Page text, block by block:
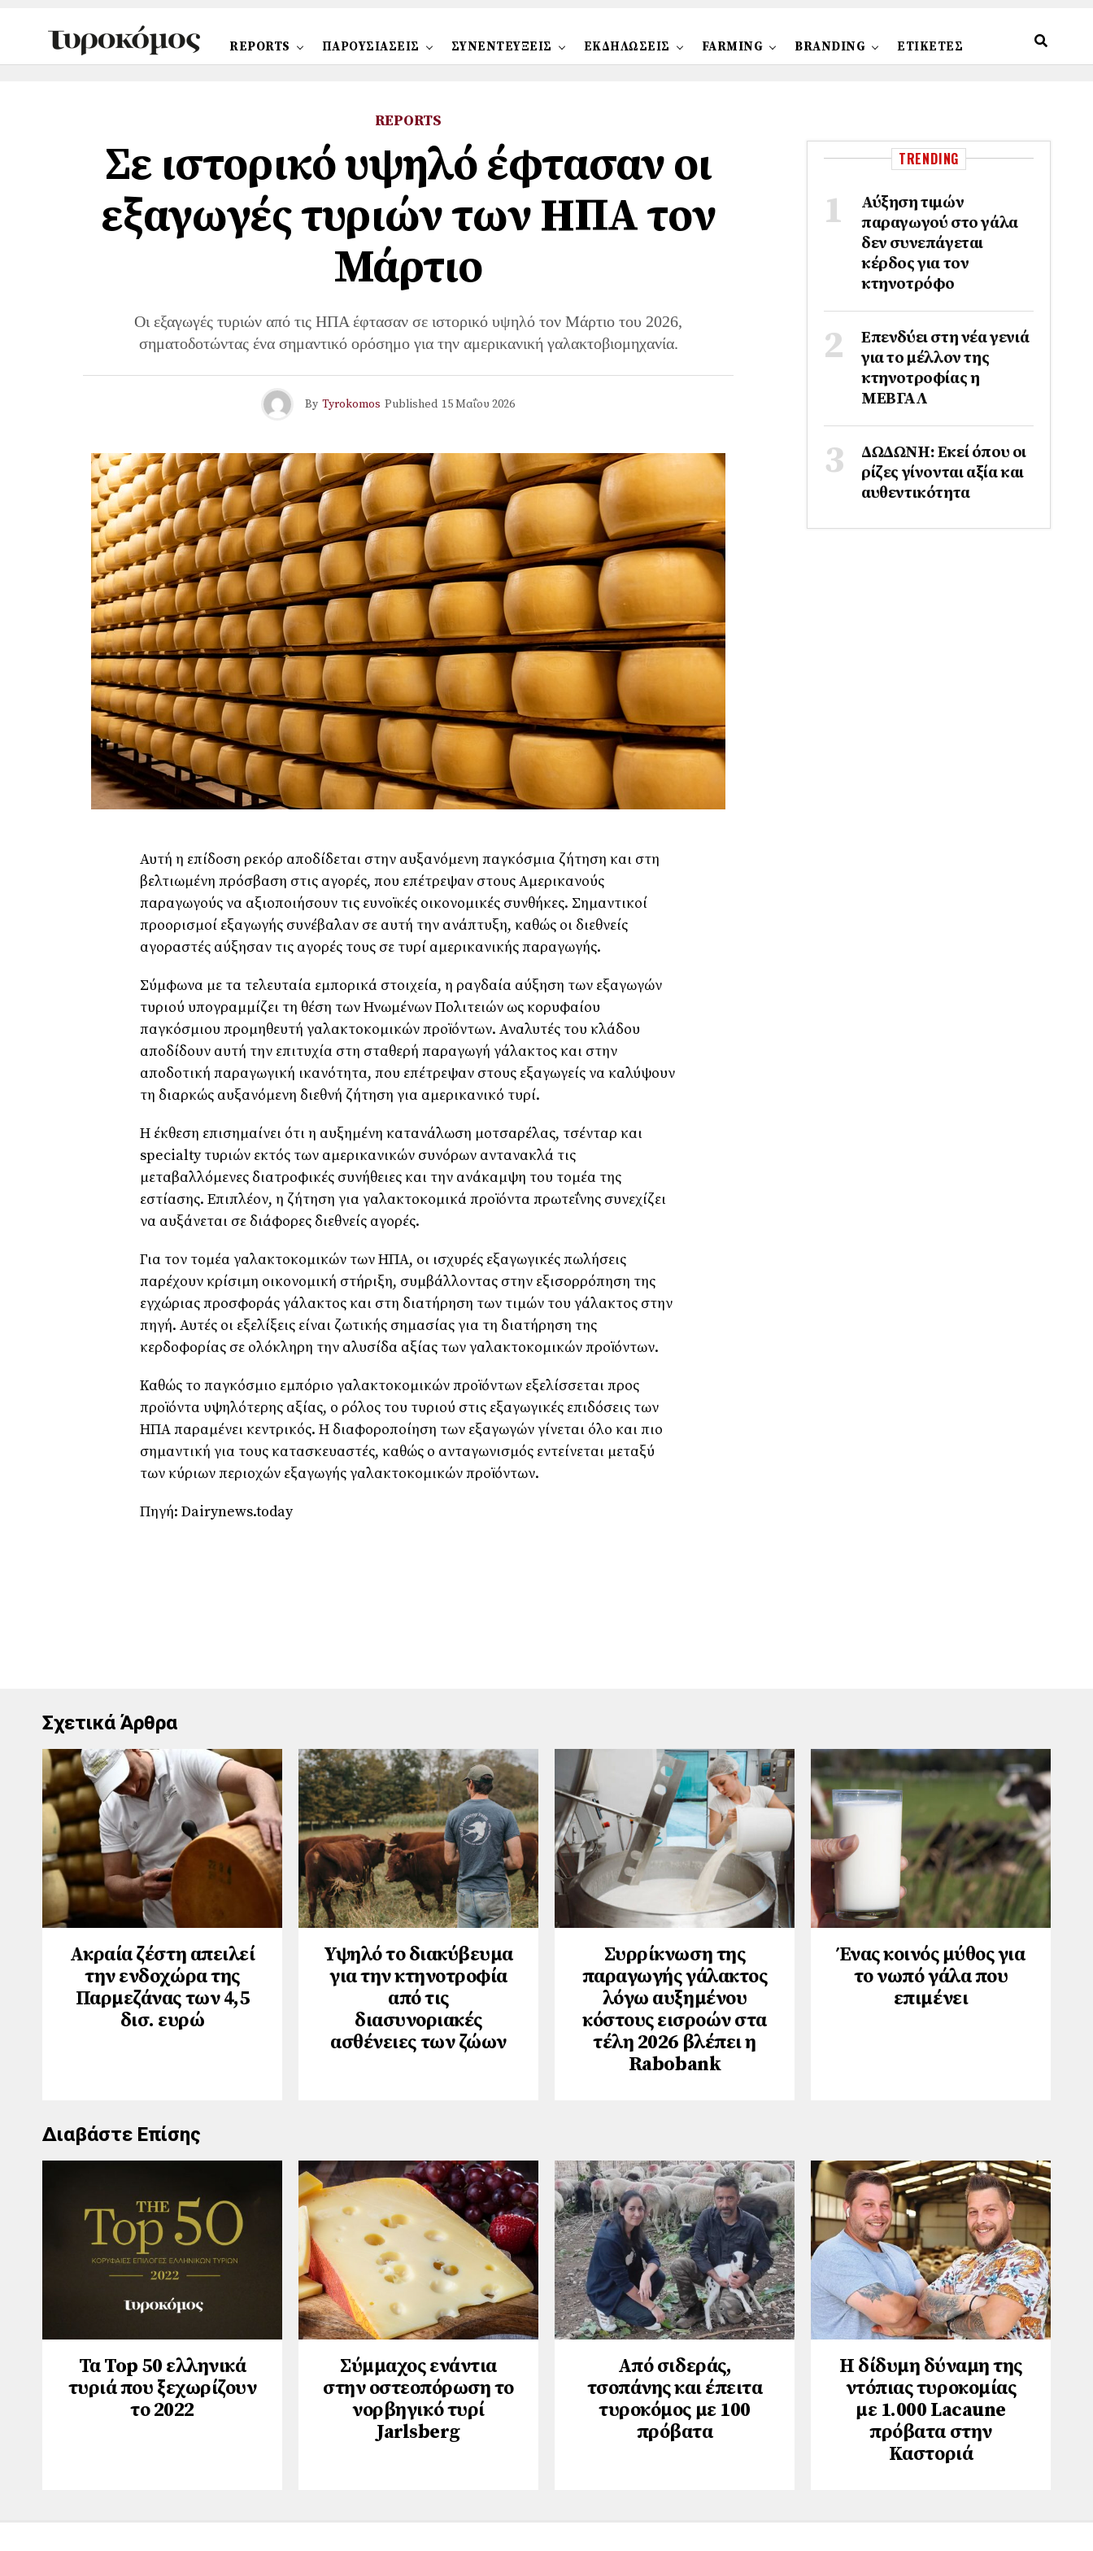
REPORTS ΠΑΡΟΥΣΙΑΣΕΙΣ ΣΥΝΕΝΤΕΥΞΕΙΣ ΕΚΔΗΛΩΣΕΙΣ FARMING BRANDING ΕΤΙΚΕΤΕΣ
REPORTS
Σε ιστορικό υψηλό έφτασαν οι
εξαγωγές τυριών των ΗΠΑ τον
Μάρτιο
Οι εξαγωγές τυριών από τις ΗΠΑ έφτασαν σε ιστορικό υψηλό τον Μάρτιο του 2026,
σηματοδοτώντας ένα σημαντικό ορόσημο για την αμερικανική γαλακτοβιομηχανία.
By Tyrokomos Published 15 Μαΐου 2026
Αυτή η επίδοση ρεκόρ αποδίδεται στην αυξανόμενη παγκόσμια ζήτηση και στη
βελτιωμένη πρόσβαση στις αγορές, που επέτρεψαν στους Αμερικανούς
παραγωγούς να αξιοποιήσουν τις ευνοϊκές οικονομικές συνθήκες. Σημαντικοί
προορισμοί εξαγωγής συνέβαλαν σε αυτή την ανάπτυξη, καθώς οι διεθνείς
αγοραστές αύξησαν τις αγορές τους σε τυρί αμερικανικής παραγωγής.
Σύμφωνα με τα τελευταία εμπορικά στοιχεία, η ραγδαία αύξηση των εξαγωγών
τυριού υπογραμμίζει τη θέση των Ηνωμένων Πολιτειών ως κορυφαίου
παγκόσμιου προμηθευτή γαλακτοκομικών προϊόντων. Αναλυτές του κλάδου
αποδίδουν αυτή την επιτυχία στη σταθερή παραγωγή γάλακτος και στην
αποδοτική παραγωγική ικανότητα, που επέτρεψαν στους εξαγωγείς να καλύψουν
τη διαρκώς αυξανόμενη διεθνή ζήτηση για αμερικανικό τυρί.
Η έκθεση επισημαίνει ότι η αυξημένη κατανάλωση μοτσαρέλας, τσένταρ και
specialty τυριών εκτός των αμερικανικών συνόρων αντανακλά τις
μεταβαλλόμενες διατροφικές συνήθειες και την ανάκαμψη του τομέα της
εστίασης. Επιπλέον, η ζήτηση για γαλακτοκομικά προϊόντα πρωτεΐνης συνεχίζει
να αυξάνεται σε διάφορες διεθνείς αγορές.
Για τον τομέα γαλακτοκομικών των ΗΠΑ, οι ισχυρές εξαγωγικές πωλήσεις
παρέχουν κρίσιμη οικονομική στήριξη, συμβάλλοντας στην εξισορρόπηση της
εγχώριας προσφοράς γάλακτος και στη διατήρηση των τιμών του γάλακτος στην
πηγή. Αυτές οι εξελίξεις είναι ζωτικής σημασίας για τη διατήρηση της
κερδοφορίας σε ολόκληρη την αλυσίδα αξίας των γαλακτοκομικών προϊόντων.
Καθώς το παγκόσμιο εμπόριο γαλακτοκομικών προϊόντων εξελίσσεται προς
προϊόντα υψηλότερης αξίας, ο ρόλος του τυριού στις εξαγωγικές επιδόσεις των
ΗΠΑ παραμένει κεντρικός. Η διαφοροποίηση των εξαγωγών γίνεται όλο και πιο
σημαντική για τους κατασκευαστές, καθώς ο ανταγωνισμός εντείνεται μεταξύ
των κύριων περιοχών εξαγωγής γαλακτοκομικών προϊόντων.
Πηγή: Dairynews.today
TRENDING
Αύξηση τιμών
παραγωγού στο γάλα
δεν συνεπάγεται
κέρδος για τον
κτηνοτρόφο
Επενδύει στη νέα γενιά
για το μέλλον της
κτηνοτροφίας η
ΜΕΒΓΑΛ
ΔΩΔΩΝΗ: Εκεί όπου οι
ρίζες γίνονται αξία και
αυθεντικότητα
Σχετικά Άρθρα
Ακραία ζέστη απειλεί
την ενδοχώρα της
Παρμεζάνας των 4,5
δισ. ευρώ
Υψηλό το διακύβευμα
για την κτηνοτροφία
από τις
διασυνοριακές
ασθένειες των ζώων
Συρρίκνωση της
παραγωγής γάλακτος
λόγω αυξημένου
κόστους εισροών στα
τέλη 2026 βλέπει η
Rabobank
Ένας κοινός μύθος για
το νωπό γάλα που
επιμένει
Διαβάστε Επίσης
Τα Top 50 ελληνικά
τυριά που ξεχωρίζουν
το 2022
Σύμμαχος ενάντια
στην οστεοπόρωση το
νορβηγικό τυρί
Jarlsberg
Από σιδεράς,
τσοπάνης και έπειτα
τυροκόμος με 100
πρόβατα
Η δίδυμη δύναμη της
ντόπιας τυροκομίας
με 1.000 Lacaune
πρόβατα στην
Καστοριά